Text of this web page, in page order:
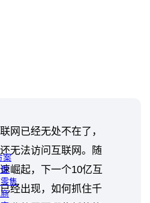
案
售
网已经无处不在了，
无法访问互联网。随
崛起，下一个10亿互
经出现，如何抓住千